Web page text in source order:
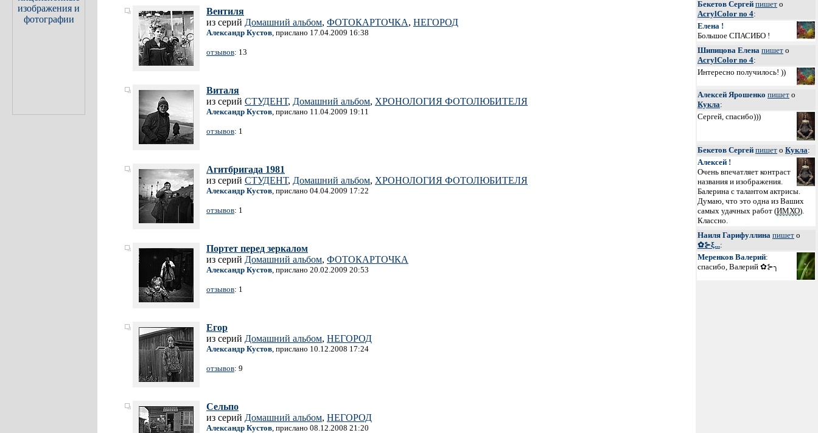
Вентиля
из серий Домашний альбом, ФОТОКАРТОЧКА, НЕГОРОД
Александр Кустов, прислано 17.04.2009 16:38
отзывов: 13
Виталя
из серий СТУДЕНТ, Домашний альбом, ХРОНОЛОГИЯ ФОТОЛЮБИТЕЛЯ
Александр Кустов, прислано 11.04.2009 19:11
отзывов: 1
Агитбригада 1981
из серий СТУДЕНТ, Домашний альбом, ХРОНОЛОГИЯ ФОТОЛЮБИТЕЛЯ
Александр Кустов, прислано 04.04.2009 17:22
отзывов: 1
Портет перед зеркалом
из серий Домашний альбом, ФОТОКАРТОЧКА
Александр Кустов, прислано 20.02.2009 20:53
отзывов: 1
Егор
из серий Домашний альбом, НЕГОРОД
Александр Кустов, прислано 10.12.2008 17:24
отзывов: 9
Сельпо
из серий Домашний альбом, НЕГОРОД
Александр Кустов, прислано 08.12.2008 21:20
Бекетов Сергей пишет о
AcrylColor no 4:
Елена !
Большое СПАСИБО !
Шипицова Елена пишет о
AcrylColor no 4:
Интересно получилось! ))
Алексей Ярошенко пишет о
Кукла:
Сергей, спасибо)))
Бекетов Сергей пишет о Кукла:
Алексей !
Очень впечатляет контраст
названия и изображения.
Балерина с талантом актрисы.
Думаю, что это одна из Ваших
самых удачных работ (ИМХО).
Классно.
Наиля Гарифуллина пишет о
✿⊱ξ...:
Меренков Валерий:
спасибо, Валерий ✿⊱╮